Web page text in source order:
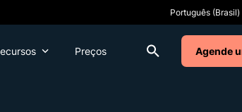
Preços Agende